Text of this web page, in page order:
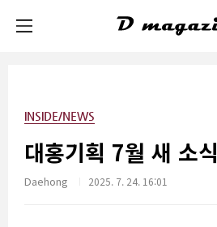
INSIDE/NEWS
대홍기획 7월 새 소식
Daehong 2025. 7. 24. 16:01